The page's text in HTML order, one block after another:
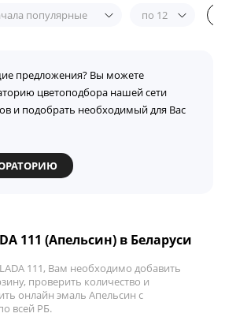
популярные по 12
предложения? Вы можете
цветоподбора нашей сети
и подобрать необходимый для Вас
111 (Апельсин) в Беларуси
111, Вам необходимо добавить
проверить количество и
онлайн эмаль Апельсин с
всей РБ.